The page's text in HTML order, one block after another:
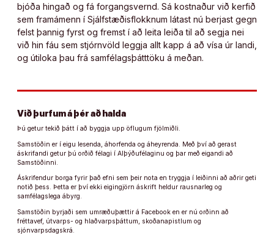
bjóða hingað og fá forgangsvernd. Sá kostnaður við kerfið
sem framámenn í Sjálfstæðisflokknum látast nú berjast gegn
felst þannig fyrst og fremst í að leita leiða til að segja nei
við hin fáu sem stjórnvöld leggja allt kapp á að vísa úr landi,
og útiloka þau frá samfélagsþátttöku á meðan.
Við þurfum á þér að halda
Þú getur tekið þátt í að byggja upp öflugum fjölmiðli.
Samstöðin er í eigu lesenda, áhorfenda og áheyrenda. Með því að gerast
áskrifandi getur þú orðið félagi í Alþýðufélaginu og þar með eigandi að
Samstöðinni.
Áskrifendur borga fyrir það efni sem þeir nota en tryggja í leiðinni að aðrir geti
notið þess. Þetta er því ekki eigingjörn áskrift heldur rausnarleg og
samfélagslega ábyrg.
Samstöðin byrjaði sem umræðuþættir á Facebook en er nú orðinn að
fréttavef, útvarps- og hlaðvarpsþáttum, skoðanapistlum og
sjónvarpsdagskrá.